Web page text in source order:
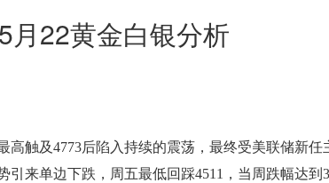
月22黄金白银分析
高触及4773后陷入持续的震荡，最终受美联储新
引来单边下跌，周五最低回踩4511，当周跌幅达到